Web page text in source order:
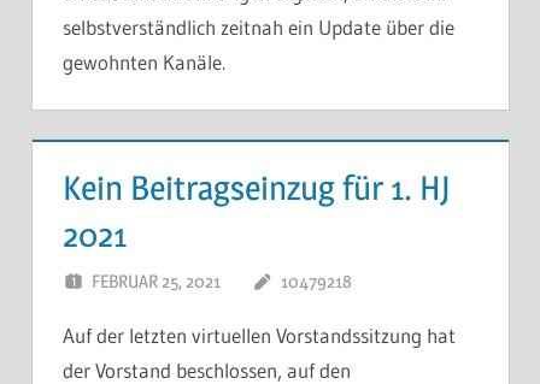
selbstverständlich zeitnah ein Update über die
gewohnten Kanäle.
Kein Beitragseinzug für 1. HJ
2021
FEBRUAR 25, 2021 10479218
Auf der letzten virtuellen Vorstandssitzung hat
der Vorstand beschlossen, auf den